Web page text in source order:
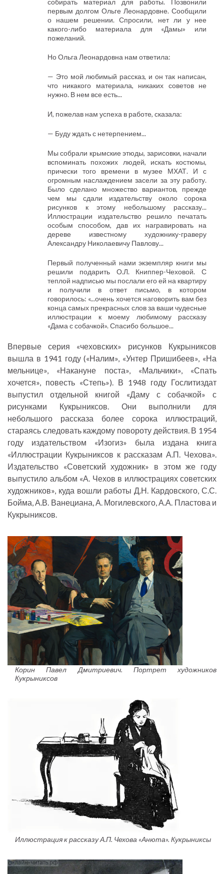
собирать материал для работы. Позвонили
первым долгом Ольге Леонардовне. Сообщили
о нашем решении. Спросили, нет ли у нее
какого-либо материала для «Дамы» или
пожеланий.
Но Ольга Леонардовна нам ответила:
— Это мой любимый рассказ, и он так написан,
что никакого материала, никаких советов не
нужно. В нем все есть...
И, пожелав нам успеха в работе, сказала:
— Буду ждать с нетерпением...
Мы собрали крымские этюды, зарисовки, начали
вспоминать похожих людей, искать костюмы,
прически того времени в музее МХАТ. И с
огромным наслаждением засели за эту работу.
Было сделано множество вариантов, прежде
чем мы сдали издательству около сорока
рисунков к этому небольшому рассказу...
Иллюстрации издательство решило печатать
особым способом, дав их награвировать на
дереве известному художнику-граверу
Александру Николаевичу Павлову...
Первый полученный нами экземпляр книги мы
решили подарить О.Л. Книппер-Чеховой. С
теплой надписью мы послали его ей на квартиру
и получили в ответ письмо, в котором
говорилось: «...очень хочется наговорить вам без
конца самых прекрасных слов за ваши чудесные
иллюстрации к моему любимому рассказу
«Дама с собачкой». Спасибо большое...
Впервые серия «чеховских» рисунков Кукрыниксов
вышла в 1941 году («Налим», «Унтер Пришибеев», «На
мельнице», «Накануне поста», «Мальчики», «Спать
хочется», повесть «Степь»). В 1948 году Гослитиздат
выпустил отдельной книгой «Даму с собачкой» с
рисунками Кукрыниксов. Они выполнили для
небольшого рассказа более сорока иллюстраций,
стараясь следовать каждому повороту действия. В 1954
году издательством «Изогиз» была издана книга
«Иллюстрации Кукрыниксов к рассказам А.П. Чехова».
Издательство «Советский художник» в этом же году
выпустило альбом «А. Чехов в иллюстрациях советских
художников», куда вошли работы Д.Н. Кардовского, С.С.
Бойма, А.В. Ванециана, А. Могилевского, А.А. Пластова и
Кукрыниксов.
Корин Павел Дмитриевич. Портрет художников
Кукрыниксов
Иллюстрация к рассказу А.П. Чехова «Анюта». Кукрыниксы